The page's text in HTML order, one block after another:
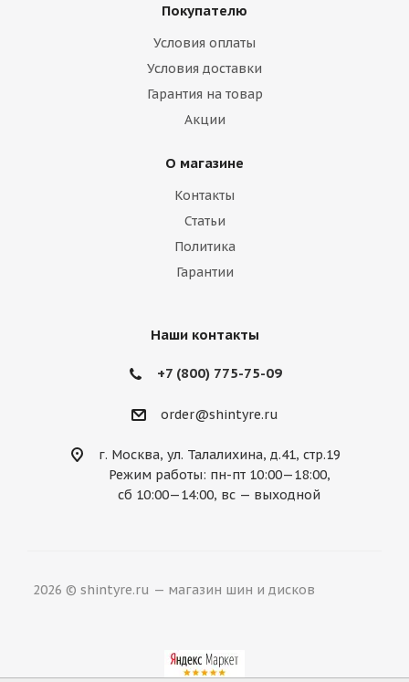
Покупателю
Условия оплаты
Условия доставки
Гарантия на товар
Акции
О магазине
Контакты
Статьи
Политика
Гарантии
Наши контакты
+7 (800) 775-75-09
order@shintyre.ru
г. Москва, ул. Талалихина, д.41, стр.19
Режим работы: пн-пт 10:00—18:00,
сб 10:00—14:00, вс — выходной
2026 © shintyre.ru — магазин шин и дисков